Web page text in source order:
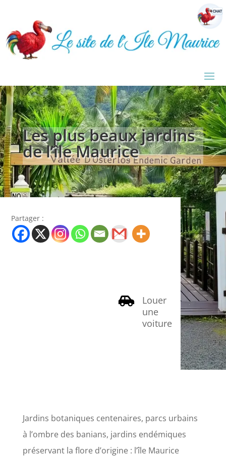
Les plus beaux jardins
de l’île Maurice
Partager :

Louer
une
voiture
Jardins botaniques centenaires, parcs urbains
à l’ombre des banians, jardins endémiques
préservant la flore d’origine : l’île Maurice